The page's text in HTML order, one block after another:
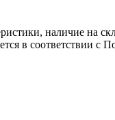
наличие на
в соответствии с